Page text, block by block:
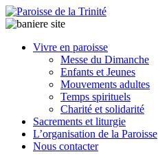
Vivre en paroisse
Messe du Dimanche
Enfants et Jeunes
Mouvements adultes
Temps spirituels
Charité et solidarité
Sacrements et liturgie
L’organisation de la Paroisse
Nous contacter